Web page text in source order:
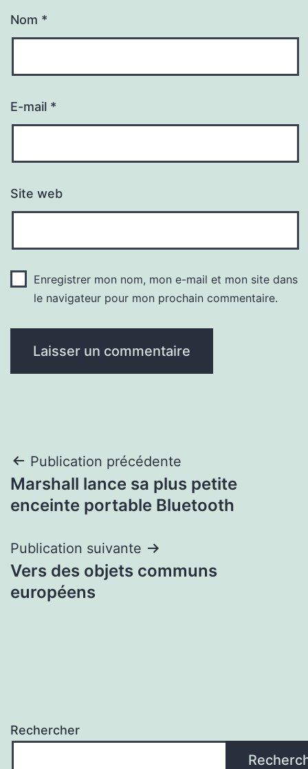
Nom *
E-mail *
Site web
Enregistrer mon nom, mon e-mail et mon site dans
le navigateur pour mon prochain commentaire.
Navigation
de
Publication précédente
Marshall lance sa plus petite
enceinte portable Bluetooth
Publication suivante
Vers des objets communs
européens
Rechercher